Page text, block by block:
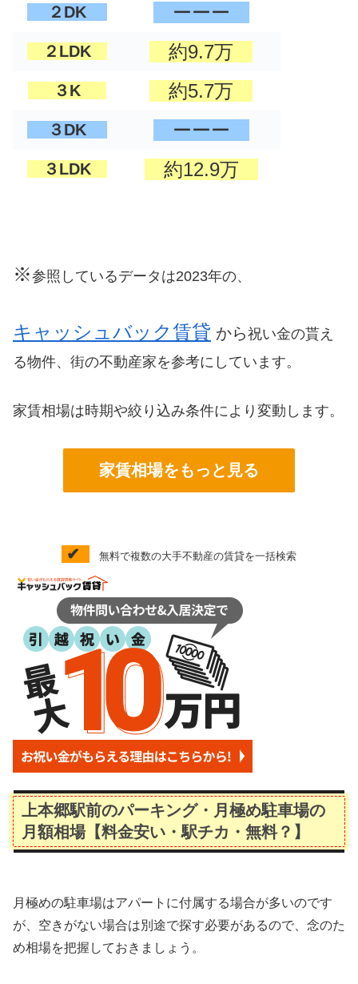
２DK ーーー
２LDK 約9.7万
３K 約5.7万
３DK ーーー
３LDK 約12.9万
※参照しているデータは2023年の、
キャッシュバック賃貸 から祝い金の貰え
る物件、街の不動産家を参考にしています。
家賃相場は時期や絞り込み条件により変動します。
家賃相場をもっと見る
✔ 無料で複数の大手不動産の賃貸を一括検索
上本郷駅前のパーキング・月極め駐車場の
月額相場【料金安い・駅チカ・無料？】
月極めの駐車場はアパートに付属する場合が多いのです
が、空きがない場合は別途で探す必要があるので、念のた
め相場を把握しておきましょう。